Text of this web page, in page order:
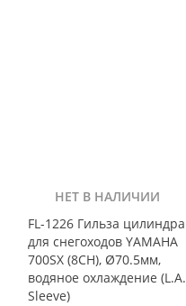
НЕТ В НАЛИЧИИ
FL-1226 Гильза цилиндра
для снегоходов YAMAHA
700SX (8CH), Ø70.5мм,
водяное охлаждение (L.A.
Sleeve)